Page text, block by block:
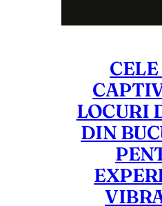
LOCURI
DIN